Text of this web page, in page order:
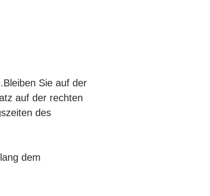
Sie auf der
auf der rechten
des
dem